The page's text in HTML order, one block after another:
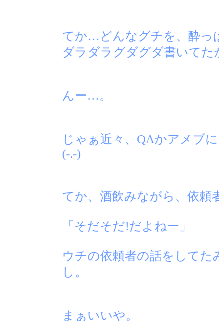
てか…どんなグチを、酔っ
ダラダラグダグダ書いて
んー…。
じゃぁ近々、QAかアメブ
(-.-)
てか、酒飲みながら、依頼
「そだそだ!だよねー」
ウチの依頼者の話をして
し。
まぁいいや。